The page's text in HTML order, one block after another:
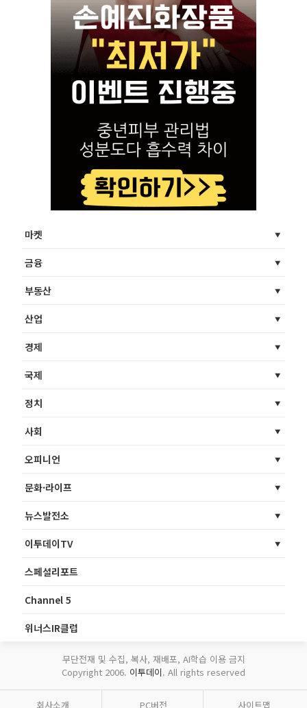
마켓
금융
부동산
산업
경제
국제
정치
사회
오피니언
문화·라이프
뉴스발전소
이투데이TV
스페셜리포트
Channel 5
위너스IR클럽
무단전재 및 수집, 복사, 재배포, AI학습 이용 금지
Copyright 2006. 이투데이. All rights reserved
회사소개 PC버전 사이트맵